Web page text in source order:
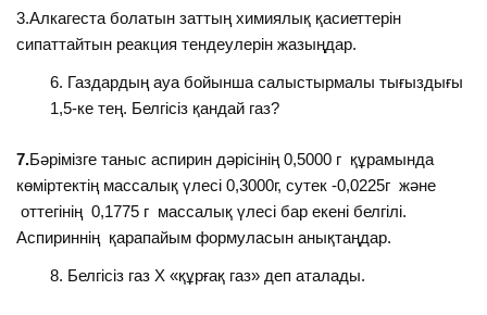
3.Алкагеста болатын заттың химиялық қасиеттерін
сипаттайтын реакция тендеулерін жазыңдар.
Газдардың ауа бойынша салыстырмалы тығыздығы
1,5-ке тең. Белгісіз қандай газ?
7.Бәрімізге таныс аспирин дәрісінің 0,5000 г құрамында
көміртектің массалық үлесі 0,3000г, сутек -0,0225г және
оттегінің 0,1775 г массалық үлесі бар екені белгілі.
Аспириннің қарапайым формуласын анықтаңдар.
Белгісіз газ Х «құрғақ газ» деп аталады.